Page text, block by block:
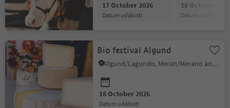
17 October 2026
datum události
18 October
datum události
Bio festival Algund
Algund/Lagundo, Meran/Merano and environs
18 October 2026
datum události